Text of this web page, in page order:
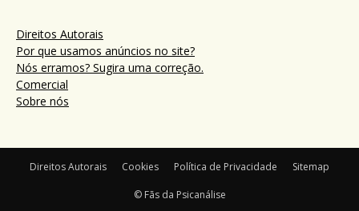
Direitos Autorais
Por que usamos anúncios no site?
Nós erramos? Sugira uma correção.
Comercial
Sobre nós
Direitos Autorais Cookies Política de Privacidade Sitemap
© Fãs da Psicanálise